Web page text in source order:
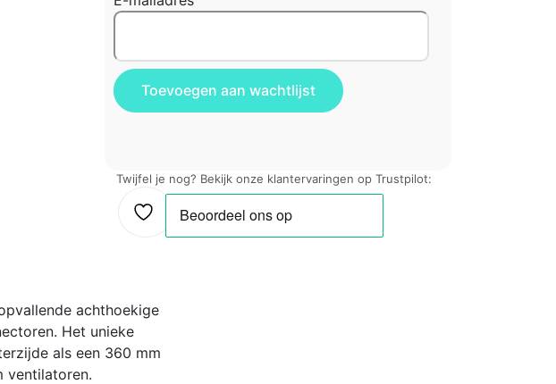
Twijfel je nog? Bekijk onze klantervaringen op Trustpilot:
achthoekige
Het unieke
als een 360 mm
ventilatoren.